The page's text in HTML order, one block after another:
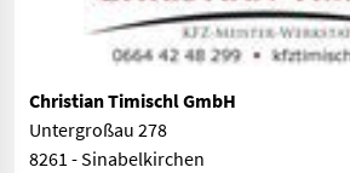
Christian Timischl GmbH
Untergroßau 278
8261 - Sinabelkirchen